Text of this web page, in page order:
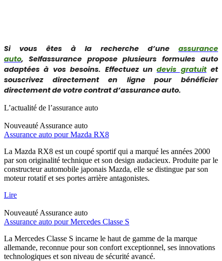
Si vous êtes à la recherche d’une
assurance
auto, Selfassurance propose plusieurs formules auto
adaptées à vos besoins. Effectuez undevis gratuit et
souscrivez directement en ligne pour bénéficier
directement de votre contrat d’assurance auto.
L’actualité de l’assurance auto
Nouveauté Assurance auto
Assurance auto pour Mazda RX8
La Mazda RX8 est un coupé sportif qui a marqué les années 2000
par son originalité technique et son design audacieux. Produite par le
constructeur automobile japonais Mazda, elle se distingue par son
moteur rotatif et ses portes arrière antagonistes.
Lire
Nouveauté Assurance auto
Assurance auto pour Mercedes Classe S
La Mercedes Classe S incarne le haut de gamme de la marque
allemande, reconnue pour son confort exceptionnel, ses innovations
technologiques et son niveau de sécurité avancé.